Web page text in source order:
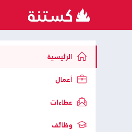
الرئيسية
أعمال
عطاءات
وظائف